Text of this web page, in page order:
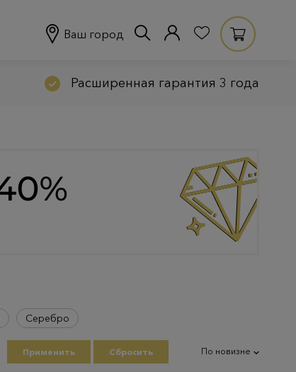
Ваш город
Расширенная гарантия 3 года
Серебро
Применить Сбросить По новизне